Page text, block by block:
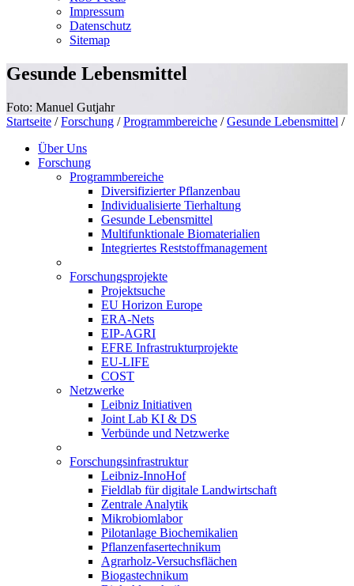
Impressum
Datenschutz
Sitemap
Gesunde Lebensmittel
Foto: Manuel Gutjahr
Startseite / Forschung / Programmbereiche / Gesunde Lebensmittel /
Über Uns
Forschung
Programmbereiche
Diversifizierter Pflanzenbau
Individualisierte Tierhaltung
Gesunde Lebensmittel
Multifunktionale Biomaterialien
Integriertes Reststoffmanagement
Forschungsprojekte
Projektsuche
EU Horizon Europe
ERA-Nets
EIP-AGRI
EFRE Infrastrukturprojekte
EU-LIFE
COST
Netzwerke
Leibniz Initiativen
Joint Lab KI & DS
Verbünde und Netzwerke
Forschungsinfrastruktur
Leibniz-InnoHof
Fieldlab für digitale Landwirtschaft
Zentrale Analytik
Mikrobiomlabor
Pilotanlage Biochemikalien
Pflanzenfasertechnikum
Agrarholz-Versuchsflächen
Biogastechnikum